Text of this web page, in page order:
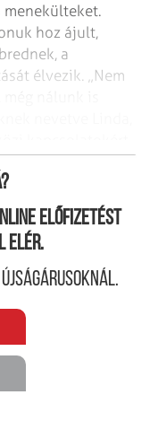
menekülteket.
hoz ájult,
a
élvezik. „Nem
előfizetést
elér.